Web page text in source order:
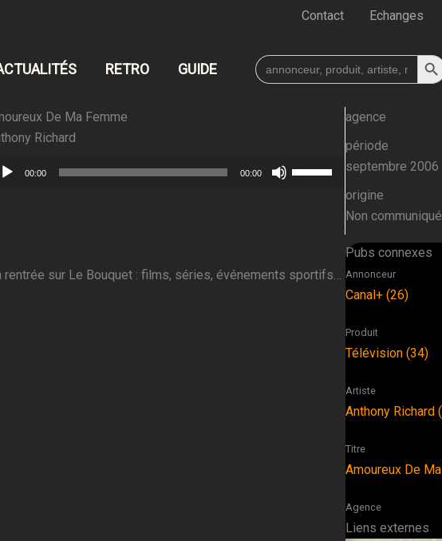
Contact Echanges
RETRO GUIDE
Search
for:
Search
De Ma Femme
Richard
00:00 00:00
augmenter
agence
période
septembre 2006
origine
Non communiqué
sur Le Bouquet : films, séries, événements sportifs…
Pubs connexes
Annonceur
Canal+ (26)
Produit
Télévision (34)
Artiste
Anthony Richard
Titre
Amoureux De
Agence
Liens externes